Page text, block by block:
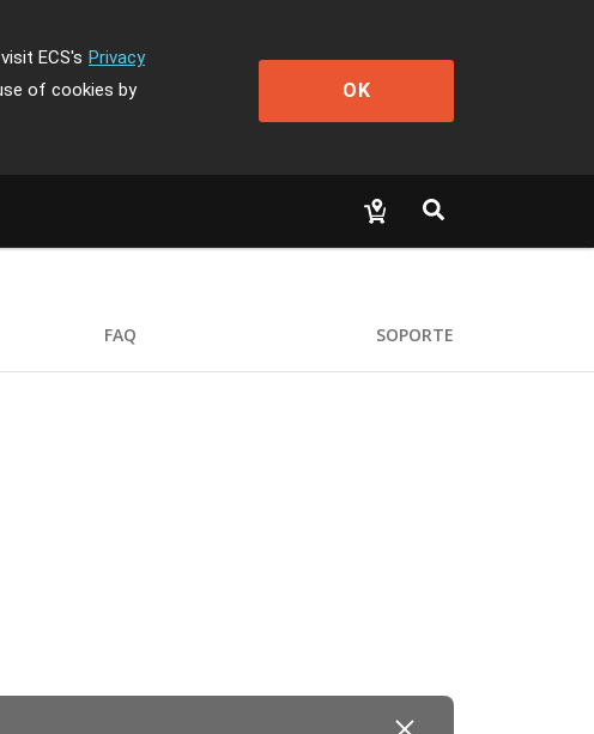
ECS's Privacy
of cookies by
OK
FAQ SOPORTE